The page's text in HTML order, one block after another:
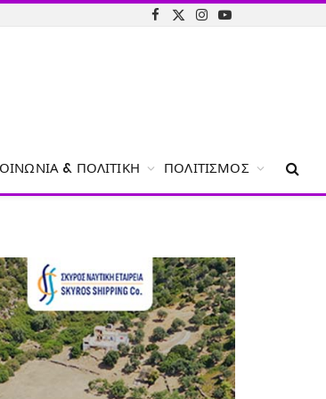
Facebook
X
Instagram
YouTube
& ΠΟΛΙΤΙΚΉ ΠΟΛΙΤΙΣΜΌΣ